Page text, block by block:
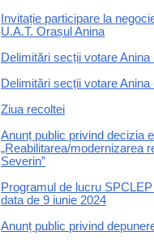
Invitație participare la
U.A.T. Orașul Anina
Delimitări secții votare
Delimitări secții votare
Ziua recoltei
Anunț public privind decizia
„Reabilitarea/modernizarea
Severin”
Programul de lucru
data de 9 iunie 2024
Anunț public privind